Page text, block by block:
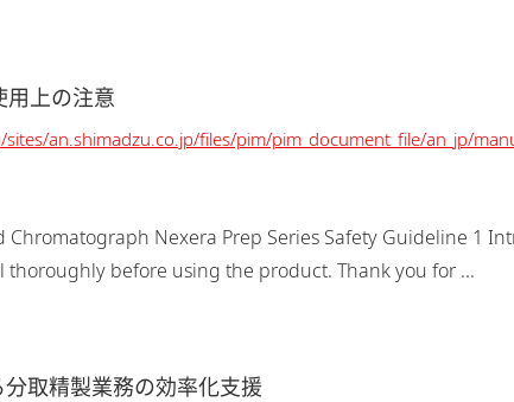
四重...
上の注意
an.shimadzu.co.jp/files/pim/pim_document_file/an_jp/
Chromatograph Nexera Prep Series Safety Guideline 1
thoroughly before using the product. Thank you for ...
取精製業務の効率化支援